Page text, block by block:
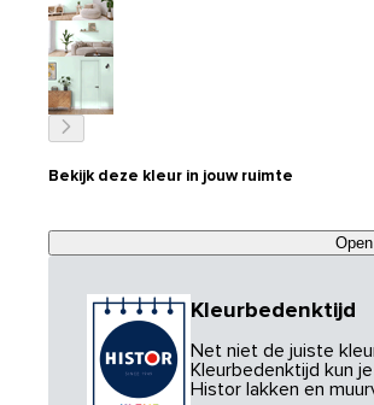
Bekijk deze kleur in jouw ruimte
Kleurbedenktijd
Net niet de juiste
Kleurbedenktijd kun
Histor lakken en